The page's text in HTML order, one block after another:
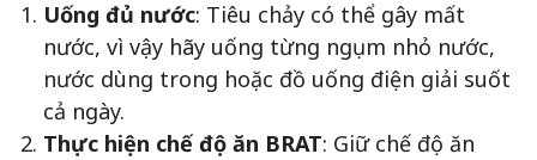
Uống đủ nước: Tiêu chảy có thể gây mất
nước, vì vậy hãy uống từng ngụm nhỏ nước,
nước dùng trong hoặc đồ uống điện giải suốt
cả ngày.
Thực hiện chế độ ăn BRAT: Giữ chế độ ăn